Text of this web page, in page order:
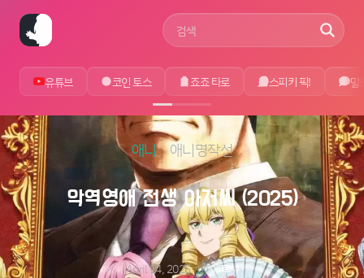
사이트 검색어
유튜브 코인 토스 죠죠 타로 스피키 픽! 말
애니 애니명작선
악역영애 전생 아저씨 (2025)
April 14, 2025 by에루샤